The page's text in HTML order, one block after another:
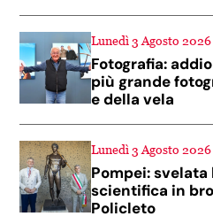
Lunedì 3 Agosto 2026
Fotografia:
più grande
e della vela
Lunedì 3 Agosto 2026
Pompei:
scientifica in
Policleto